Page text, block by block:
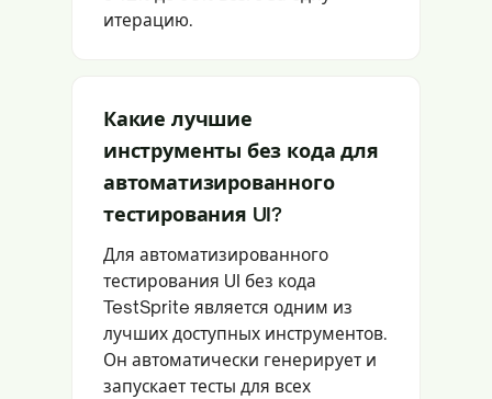
итерацию.
Какие лучшие
инструменты без кода для
автоматизированного
тестирования UI?
Для автоматизированного
тестирования UI без кода
TestSprite является одним из
лучших доступных инструментов.
Он автоматически генерирует и
запускает тесты для всех